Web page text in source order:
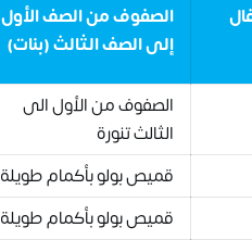
الصفوف من الصف الأول
إلى الصف الثالث (بنات)
الصفوف من الأول الى
الثالث تنورة
قميص بولو بأكمام طويلة
قميص بولو بأكمام طويلة